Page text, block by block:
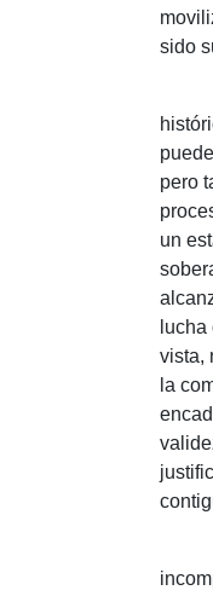
sido
pero
un
vista,
la